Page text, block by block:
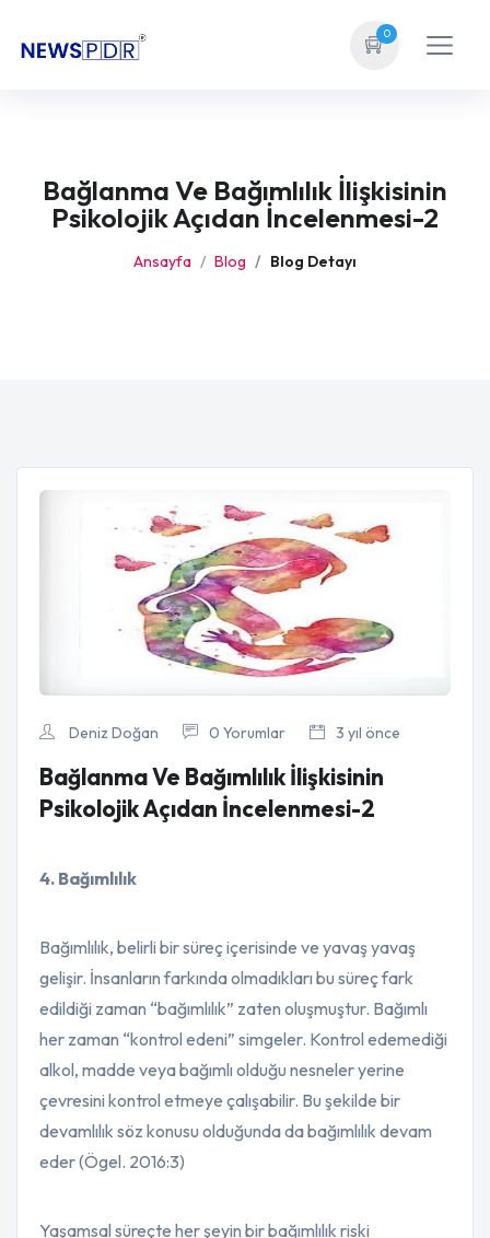
0
Bağlanma Ve Bağımlılık İlişkisinin
Psikolojik Açıdan İncelenmesi-2
Ansayfa Blog Blog Detayı
Deniz Doğan 0 Yorumlar 3 yıl önce
Bağlanma Ve Bağımlılık İlişkisinin
Psikolojik Açıdan İncelenmesi-2
4. Bağımlılık
Bağımlılık, belirli bir süreç içerisinde ve yavaş yavaş
gelişir. İnsanların farkında olmadıkları bu süreç fark
edildiği zaman “bağımlılık” zaten oluşmuştur. Bağımlı
her zaman “kontrol edeni” simgeler. Kontrol edemediği
alkol, madde veya bağımlı olduğu nesneler yerine
çevresini kontrol etmeye çalışabilir. Bu şekilde bir
devamlılık söz konusu olduğunda da bağımlılık devam
eder (Ögel. 2016:3)
Yaşamsal süreçte her şeyin bir bağımlılık riski